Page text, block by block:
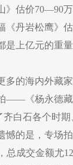
》估价70—90
《丹岩松鹰》
上亿元的重量
多的海内外藏
——《杨永德
齐白石各个时
憾的是，专场
总成交金额尤